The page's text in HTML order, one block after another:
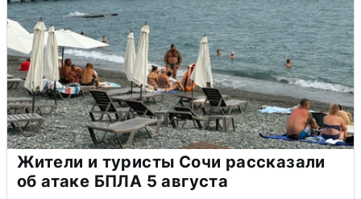
Жители и туристы Сочи рассказали
об атаке БПЛА 5 августа